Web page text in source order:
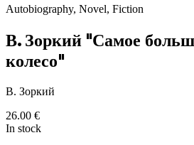
Autobiography, Novel, Fiction
В. Зоркий "Самое
колесо"
В. Зоркий
26.00 €
In stock